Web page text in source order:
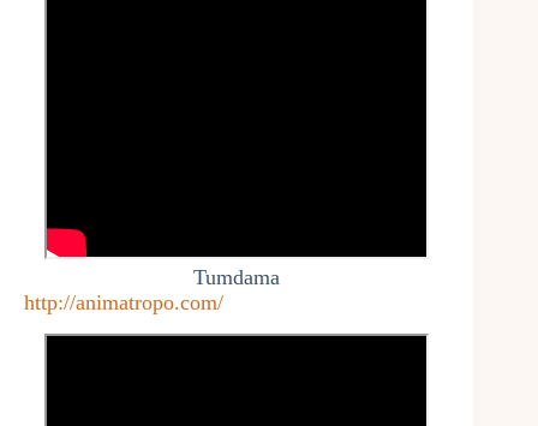
Tumdama
http://animatropo.com/